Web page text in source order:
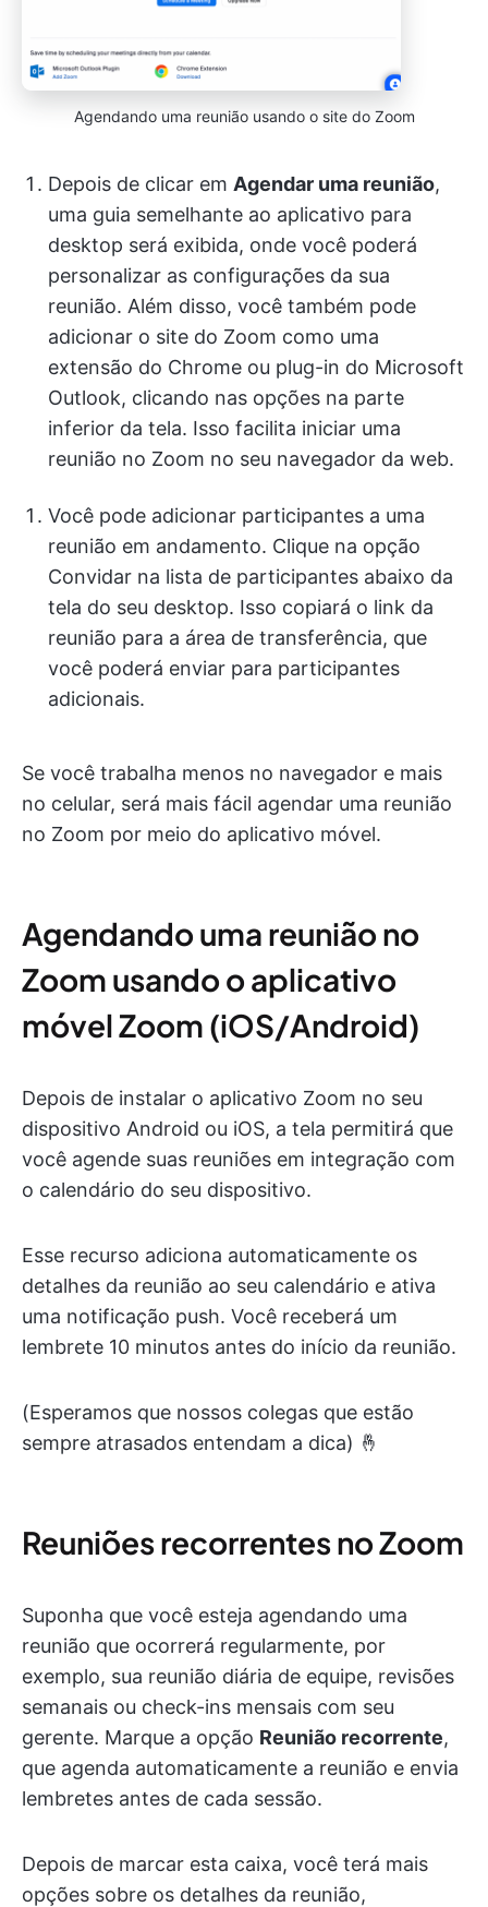
Agendando uma reunião usando o site do Zoom
Depois de clicar em Agendar uma reunião,
uma guia semelhante ao aplicativo para
desktop será exibida, onde você poderá
personalizar as configurações da sua
reunião. Além disso, você também pode
adicionar o site do Zoom como uma
extensão do Chrome ou plug-in do Microsoft
Outlook, clicando nas opções na parte
inferior da tela. Isso facilita iniciar uma
reunião no Zoom no seu navegador da web.
Você pode adicionar participantes a uma
reunião em andamento. Clique na opção
Convidar na lista de participantes abaixo da
tela do seu desktop. Isso copiará o link da
reunião para a área de transferência, que
você poderá enviar para participantes
adicionais.
Se você trabalha menos no navegador e mais
no celular, será mais fácil agendar uma reunião
no Zoom por meio do aplicativo móvel.
Agendando uma reunião no
Zoom usando o aplicativo
móvel Zoom (iOS/Android)
Depois de instalar o aplicativo Zoom no seu
dispositivo Android ou iOS, a tela permitirá que
você agende suas reuniões em integração com
o calendário do seu dispositivo.
Esse recurso adiciona automaticamente os
detalhes da reunião ao seu calendário e ativa
uma notificação push. Você receberá um
lembrete 10 minutos antes do início da reunião.
(Esperamos que nossos colegas que estão
sempre atrasados entendam a dica) 🤞
Reuniões recorrentes no Zoom
Suponha que você esteja agendando uma
reunião que ocorrerá regularmente, por
exemplo, sua reunião diária de equipe, revisões
semanais ou check-ins mensais com seu
gerente. Marque a opção Reunião recorrente,
que agenda automaticamente a reunião e envia
lembretes antes de cada sessão.
Depois de marcar esta caixa, você terá mais
opções sobre os detalhes da reunião,